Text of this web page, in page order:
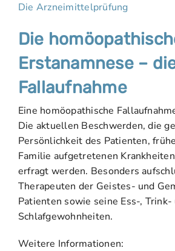
Die Arzneimittelprüfung
Die
Erstanamnese –
Fallaufnahme
Eine homöopathische
Die aktuellen Beschwerden, die
Persönlichkeit des Patienten,
Familie aufgetretenen
erfragt werden. Besonders
Therapeuten der Geistes- und
Patienten sowie seine Ess-, Trink-
Schlafgewohnheiten.
Weitere Informationen: